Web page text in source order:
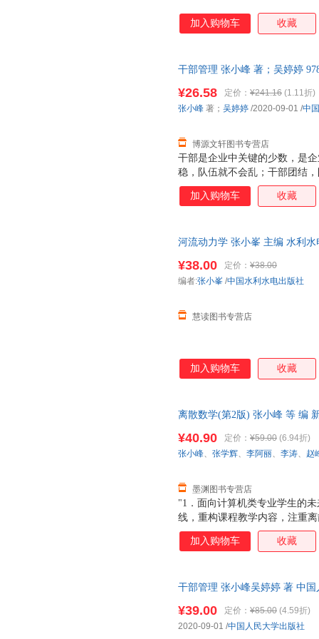
加入购物车 收藏
干部管理 张小峰 著；吴婷婷
干部是企业中关键的少数，是
稳，队伍就不会乱；干部团结
陷阵，队伍就势不可当，就能
了企业的成败。优秀的企业在
理八步法、干部梯队建设三大
亲身实践和调研，提出了一套
力、有激情、有能力、作风顽
¥26.58 定价： ¥241.16 (1.11折)
博源文轩图书专营店
张小峰 著； 吴婷婷 /2020-09-01 /中
加入购物车 收藏
河流动力学 张小峯 主编 水利水
¥38.00 定价： ¥38.00
慧读图书专营店
编者:张小峯 /中国水利水电出版社
加入购物车 收藏
离散数学(第2版) 张小峰 等 编
"1．面向计算机类专业学生的
线，重构课程教学内容，注重
性；2．通过对典型例题分析，
机类专业学生的核心能力；3
¥40.90 定价： ¥59.00 (6.94折)
墨渊图书专营店
张小峰、 张学辉、 李阿丽、 李涛、 赵
加入购物车 收藏
干部管理 张小峰吴婷婷 著 中
¥39.00 定价： ¥85.00 (4.59折)
2020-09-01 /中国人民大学出版社